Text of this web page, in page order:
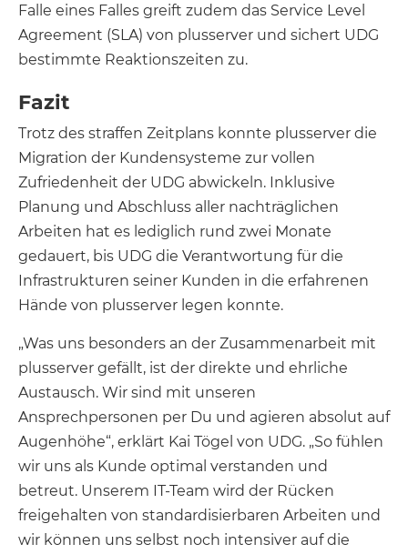
Falle eines Falles greift zudem das Service Level
Agreement (SLA) von plusserver und sichert UDG
bestimmte Reaktionszeiten zu.
Fazit
Trotz des straffen Zeitplans konnte plusserver die
Migration der Kundensysteme zur vollen
Zufriedenheit der UDG abwickeln. Inklusive
Planung und Abschluss aller nachträglichen
Arbeiten hat es lediglich rund zwei Monate
gedauert, bis UDG die Verantwortung für die
Infrastrukturen seiner Kunden in die erfahrenen
Hände von plusserver legen konnte.
„Was uns besonders an der Zusammenarbeit mit
plusserver gefällt, ist der direkte und ehrliche
Austausch. Wir sind mit unseren
Ansprechpersonen per Du und agieren absolut auf
Augenhöhe“, erklärt Kai Tögel von UDG. „So fühlen
wir uns als Kunde optimal verstanden und
betreut. Unserem IT-Team wird der Rücken
freigehalten von standardisierbaren Arbeiten und
wir können uns selbst noch intensiver auf die